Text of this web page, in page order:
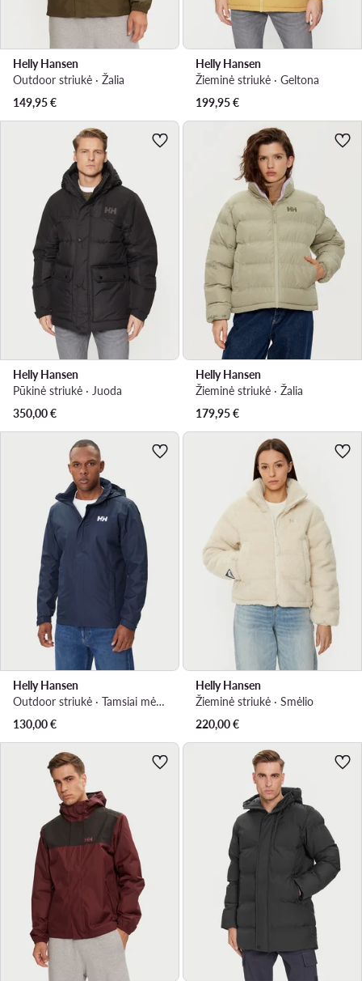
Helly Hansen
Outdoor striukė · Žalia
149,95€
Helly Hansen
Žieminė striukė · Geltona
199,95€
Helly Hansen
Pūkinė striukė · Juoda
350,00€
Helly Hansen
Žieminė striukė · Žalia
179,95€
Helly Hansen
Outdoor striukė · Tamsiai mėlyna
130,00€
Helly Hansen
Žieminė striukė · Smėlio
220,00€